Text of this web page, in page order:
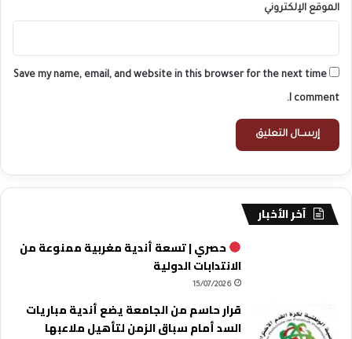
الموقع الإلكتروني
Save my name, email, and website in this browser for the next time
I comment.
آخر الأخبار
حصري | تسعة أندية مغربية ممنوعة من
الانتدابات الدولية
15/07/2026
قرار حاسم من الجامعة يضع أندية مباريات
السد أمام سباق الزمن لتأهيل ملاعبها